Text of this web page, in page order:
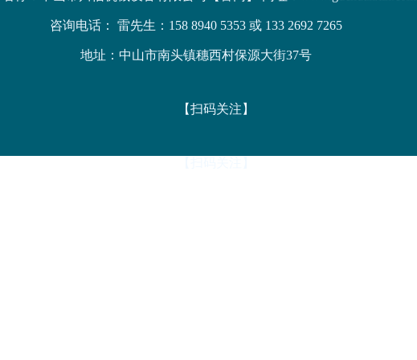
咨询电话： 雷先生：158 8940 5353 或 133 2692 7265
地址：中山市南头镇穗西村保源大街37号
【扫码关注】